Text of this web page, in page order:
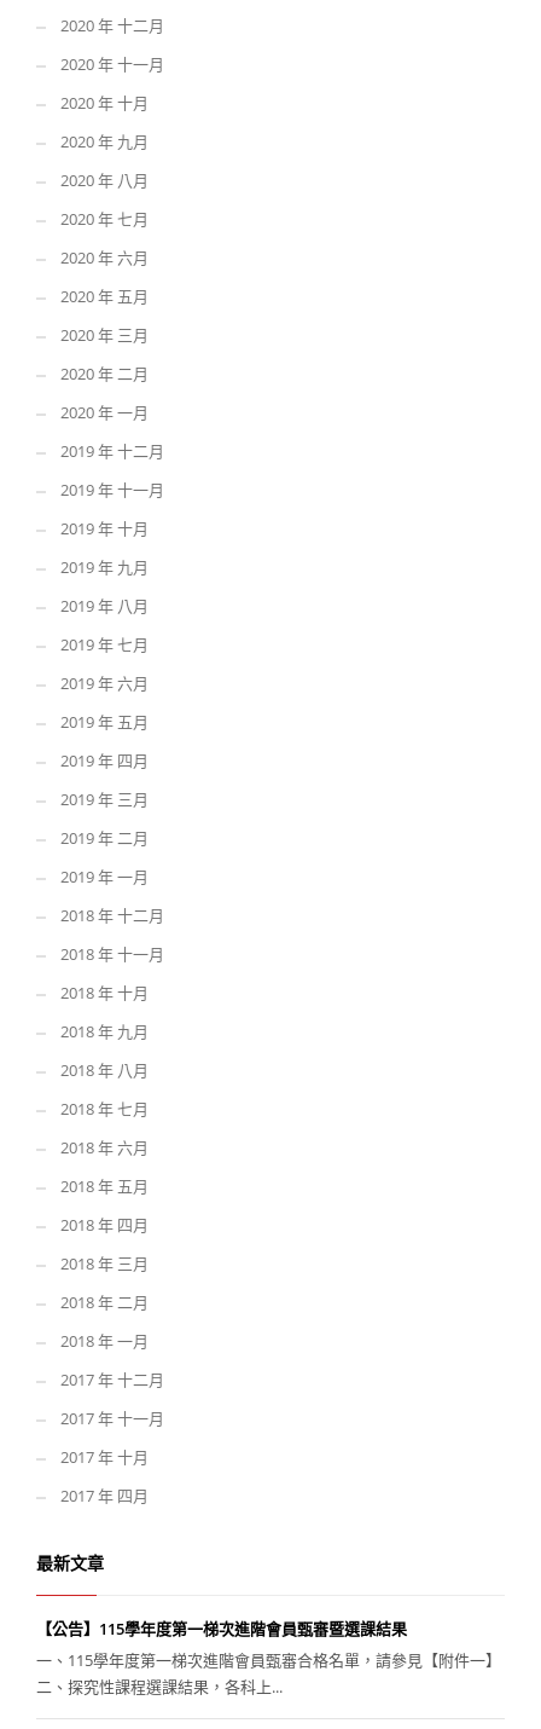
2020 年 十二月
2020 年 十一月
2020 年 十月
2020 年 九月
2020 年 八月
2020 年 七月
2020 年 六月
2020 年 五月
2020 年 三月
2020 年 二月
2020 年 一月
2019 年 十二月
2019 年 十一月
2019 年 十月
2019 年 九月
2019 年 八月
2019 年 七月
2019 年 六月
2019 年 五月
2019 年 四月
2019 年 三月
2019 年 二月
2019 年 一月
2018 年 十二月
2018 年 十一月
2018 年 十月
2018 年 九月
2018 年 八月
2018 年 七月
2018 年 六月
2018 年 五月
2018 年 四月
2018 年 三月
2018 年 二月
2018 年 一月
2017 年 十二月
2017 年 十一月
2017 年 十月
2017 年 四月
最新文章
【公告】115學年度第一梯次進階會員甄審暨選課結果
一、115學年度第一梯次進階會員甄審合格名單，請參見【附件一】
二、探究性課程選課結果，各科上...